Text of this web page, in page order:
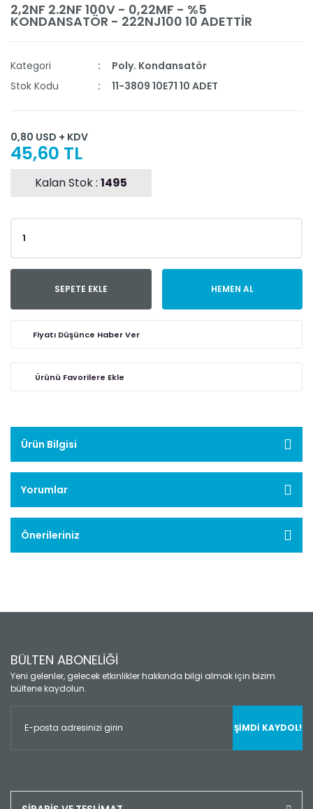
2,2NF 2.2NF 100V - 0,22MF - %5
KONDANSATÖR - 222NJ100 10 ADETTİR
Kategori
Poly. Kondansatör
Stok Kodu
11-3809 10E71 10 ADET
0,80 USD + KDV
45,60 TL
Kalan Stok : 1495
SEPETE EKLE HEMEN AL
Fiyatı Düşünce Haber Ver
Ürün Bilgisi
Yorumlar
Önerileriniz
BÜLTEN ABONELİĞİ
Yeni gelenler, gelecek etkinlikler hakkında bilgi almak için bizim
bültene kaydolun.
ŞİMDİ KAYDOL!